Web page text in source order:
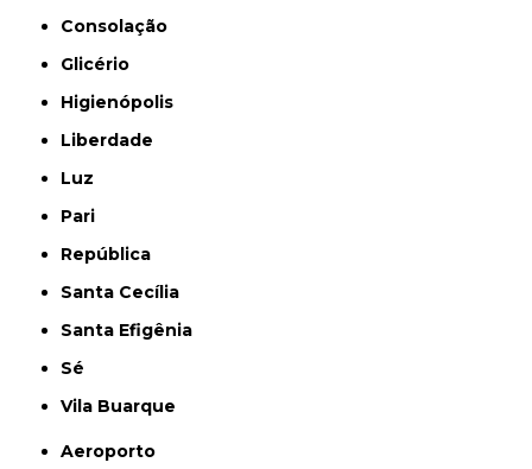
Consolação
Glicério
Higienópolis
Liberdade
Luz
Pari
República
Santa Cecília
Santa Efigênia
Sé
Vila Buarque
Aeroporto